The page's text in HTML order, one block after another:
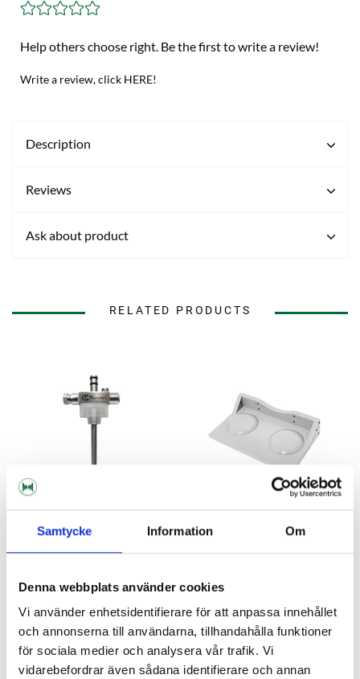
Samtycke Information Om
Denna webbplats använder cookies
Vi använder enhetsidentifierare för att anpassa innehållet
och annonserna till användarna, tillhandahålla funktioner
för sociala medier och analysera vår trafik. Vi
vidarebefordrar även sådana identifierare och annan
Help others choose right. Be the first to write a review!
Write a review, click HERE!
Description
Reviews
Ask about product
RELATED PRODUCTS
Counter Pressure Filler
995 kr
Nanocanner Magnetic Bracket
495 kr